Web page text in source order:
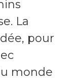
La
pour
monde